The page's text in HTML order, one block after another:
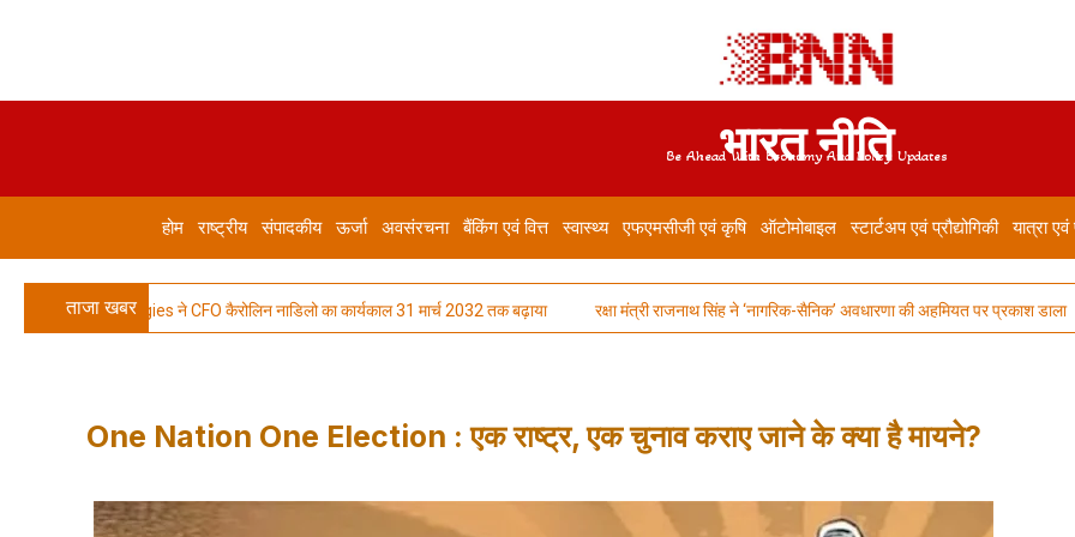
भारत नीति
Be Ahead With Economy And Policy Updates
होम राष्ट्रीय संपादकीय ऊर्जा अवसंरचना बैंकिंग एवं वित्त स्वास्थ्य एफएमसीजी एवं कृषि ऑटोमोबाइल स्टार्टअप एवं प्रौद्योगिकी यात्रा एवं
ताजा खबरने CFO कैरोलिन नाडिलो का कार्यकाल 31 मार्च 2032 तक बढ़ाया रक्षा मंत्री राजनाथ सिंह ने ‘नागरिक-सैनिक’ अवधारणा की अहमियत पर प्रकाश डाला
One Nation One Election : एक राष्ट्र, एक चुनाव कराए जाने के क्या है मायने?